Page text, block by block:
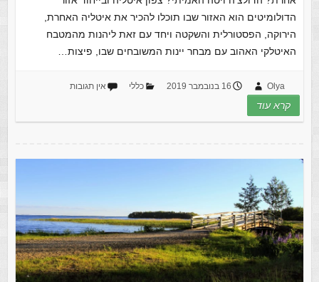
הדולומיטים הוא האזור שבו תוכלו להכיר את איטליה האחרת,
הירוקה, הפסטורלית והשקטה ויחד עם זאת ליהנות מהמטבח
האיטלקי האהוב עם מבחר יינות המשובחים שבו, פיצות…
Olya 16 בנובמבר 2019 כללי אין תגובות
קרא עוד